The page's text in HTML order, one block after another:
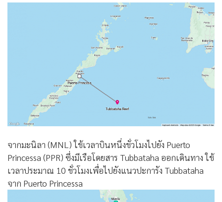
จากมะนิลา (MNL) ใช้เวลาบินหนึ่งชั่วโมงไปยัง Puerto
Princessa (PPR) ซึ่งมีเรือโดยสาร Tubbataha ออกเดินทาง ใช้
เวลาประมาณ 10 ชั่วโมงเพื่อไปยังแนวปะการัง Tubbataha
จาก Puerto Princessa